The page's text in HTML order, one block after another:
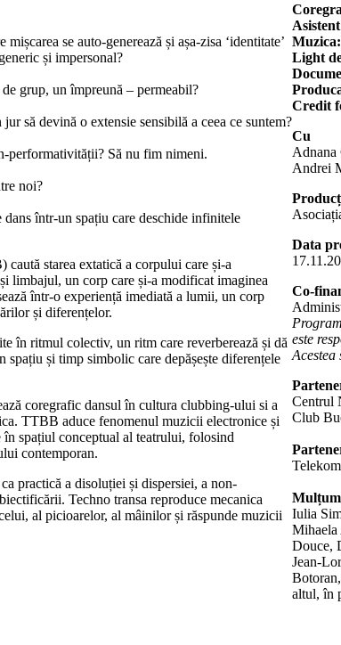
se auto-generează și așa-zisa ‘identitate’
și impersonal?
grup, un împreună – permeabil?
să devină o extensie sensibilă a ceea ce suntem?
performativității? Să nu fim nimeni.
noi?
într-un spațiu care deschide infinitele
starea extatică a corpului care și-a
limbajul, un corp care și-a modificat imaginea
într-o experiență imediată a lumii, un corp
și diferențelor.
în ritmul colectiv, un ritm care reverberează și dă
și timp simbolic care depășește diferențele
coregrafic dansul în cultura clubbing-ului si a
TTBB aduce fenomenul muzicii electronice și
spațiul conceptual al teatrului, folosind
contemporan.
practică a disoluției și dispersiei, a non-
Techno transa reproduce mecanica
al picioarelor, al mâinilor și răspunde muzicii
Muzica:
Light
Credit
Cu
Adnana
Andrei
Data
Co-
este
Centrul
Club
Iulia
Mihaela
Douce,
Jean-
altul, în